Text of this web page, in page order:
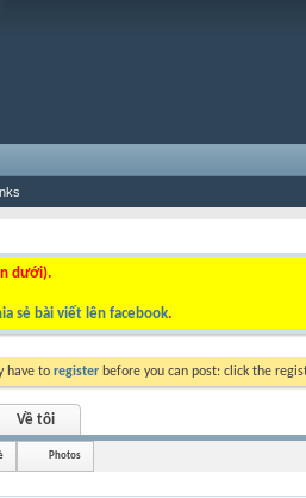
dưới).
sẻ bài viết lên facebook.
have to register before you can post: click the
Về tôi
Photos